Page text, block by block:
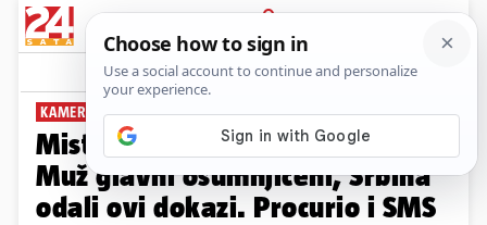
PRIJAVA
News Komentari
KAMERE SNIMILE MUŠKARCA
Misterij nestanka Ane Knežević:
Muž glavni osumnjičeni, Srbina
odali ovi dokazi. Procurio i SMS